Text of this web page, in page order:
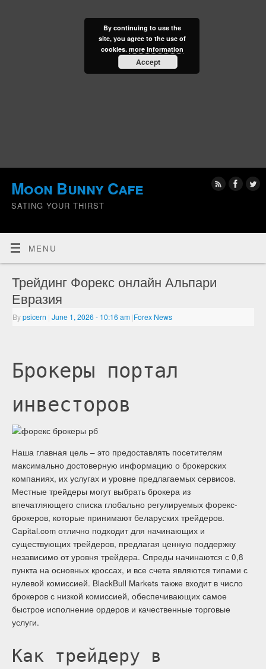
Moon Bunny Cafe
SATING YOUR THIRST
MENU
Трейдинг Форекс онлайн Альпари
Евразия
Bypsicern | June 1, 2026- 10:16 am |Forex News
Брокеры портал
инвесторов
Наша главная цель – это предоставлять посетителям
максимально достоверную информацию о брокерских
компаниях, их услугах и уровне предлагаемых сервисов.
Местные трейдеры могут выбрать брокера из
впечатляющего списка глобально регулируемых форекс-
брокеров, которые принимают беларуских трейдеров.
Capital.com отлично подходит для начинающих и
существующих трейдеров, предлагая ценную поддержку
независимо от уровня трейдера. Спреды начинаются с 0,8
пункта на основных кроссах, и все счета являются типами с
нулевой комиссией. BlackBull Markets также входит в число
брокеров с низкой комиссией, обеспечивающих самое
быстрое исполнение ордеров и качественные торговые
услуги.
Как трейдеру в
By continuing to use the
site, you agree to the use of
cookies. more information
Accept